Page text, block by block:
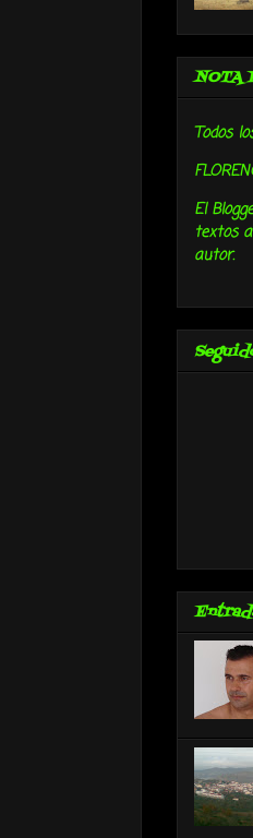
NOTA
Todos
El
textos
autor.